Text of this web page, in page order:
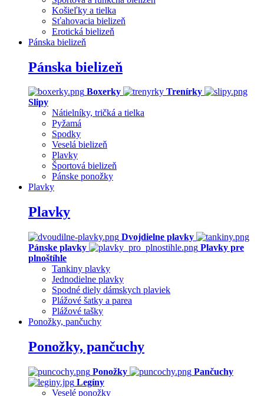
Košieľky a tielka
Sťahovacia bielizeň
Erotická bielizeň
Pánska bielizeň
Pánska bielizeň
Boxerky
Trenírky
Slipy
Nátielníky, tričká a tielka
Pyžamá
Spodky
Veselá bielizeň
Plavky
Športová bielizeň
Pánske ponožky
Plavky
Plavky
Dvojdielne plavky
Pánske plavky
Plavky pre
plnoštíhle
Tankiny plavky
Jednodielne plavky
Spodné diely dámskych plaviek
Plážové šatky a parea
Plážové tašky
Ponožky, pančuchy
Ponožky, pančuchy
Ponožky
Pančuchy
Legíny
Veselé ponožky